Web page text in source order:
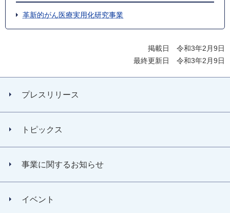
革新的がん医療実用化研究事業
掲載日 令和3年2月9日
最終更新日 令和3年2月9日
プレスリリース
トピックス
事業に関するお知らせ
イベント